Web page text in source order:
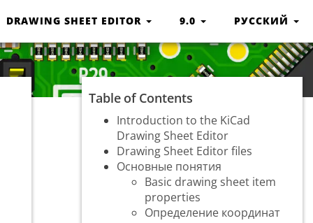
DRAWING SHEET EDITOR 9.0 РУССКИЙ
Table of Contents
Introduction to the KiCad
Drawing Sheet Editor
Drawing Sheet Editor files
Основные понятия
Basic drawing sheet item
properties
Определение координат